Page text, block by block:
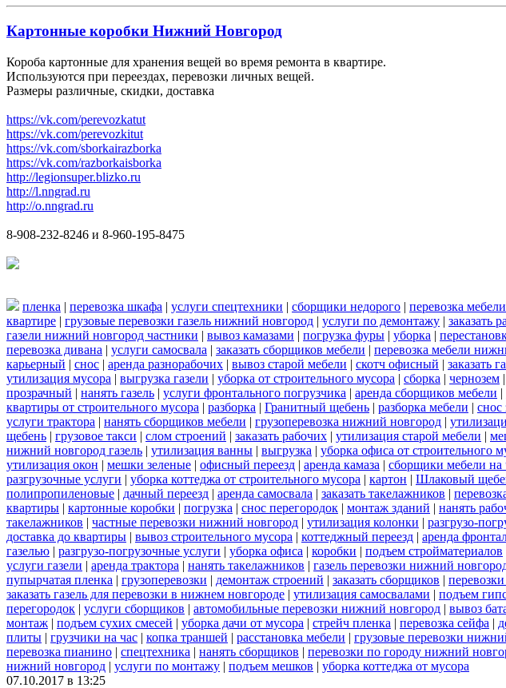
Картонные коробки Нижний Новгород
Короба картонные для хранения вещей во время ремонта в квартире.
Используются при переездах, перевозки личных вещей.
Размеры различные, скидки, доставка
https://vk.com/perevozkatut
https://vk.com/perevozkitut
https://vk.com/sborkairazborka
https://vk.com/razborkaisborka
http://legionsuper.blizko.ru
http://l.nngrad.ru
http://o.nngrad.ru
8-908-232-8246 и 8-960-195-8475
пленка | перевозка шкафа | услуги спецтехники | сборщики недорого | перевозка
квартире | грузовые перевозки газель нижний новгород | услуги по демонтажу | заказать
газели нижний новгород частники | вывоз камазами | погрузка фуры | уборка |
перевозка дивана | услуги самосвала | заказать сборщиков мебели | перевозка мебели
карьерный | снос | аренда разнорабочих | вывоз старой мебели | скотч офисный | заказать
утилизация мусора | выгрузка газели | уборка от строительного мусора | сборка | чернозем |
прозрачный | нанять газель | услуги фронтального погрузчика | аренда сборщиков мебели |
квартиры от строительного мусора | разборка | Гранитный щебень | разборка мебели | снос
услуги трактора | нанять сборщиков мебели | грузоперевозка нижний новгород |
щебень | грузовое такси | слом строений | заказать рабочих | утилизация старой мебели |
нижний новгород газель | утилизация ванны | выгрузка | уборка офиса от строительного
утилизация окон | мешки зеленые | офисный переезд | аренда камаза | сборщики мебели на
разгрузочные услуги | уборка коттеджа от строительного мусора | картон | Шлаковый
полипропиленовые | дачный переезд | аренда самосвала | заказать такелажников |
квартиры | картонные коробки | погрузка | снос перегородок | монтаж зданий | нанять
такелажников | частные перевозки нижний новгород | утилизация колонки | разгрузо-
доставка до квартиры | вывоз строительного мусора | коттеджный переезд | аренда
газелью | разгрузо-погрузочные услуги | уборка офиса | коробки | подъем стройматериалов
услуги газели | аренда трактора | нанять такелажников | газель перевозки нижний
пупырчатая пленка | грузоперевозки | демонтаж строений | заказать сборщиков |
заказать газель для перевозки в нижнем новгороде | утилизация самосвалами | подъем
перегородок | услуги сборщиков | автомобильные перевозки нижний новгород | вывоз
монтаж | подъем сухих смесей | уборка дачи от мусора | стрейч пленка | перевозка сейфа |
плиты | грузчики на час | копка траншей | расстановка мебели | грузовые перевозки
перевозка пианино | спецтехника | нанять сборщиков | перевозки по городу нижний
нижний новгород | услуги по монтажу | подъем мешков | уборка коттеджа от мусора
07.10.2017 в 13:25